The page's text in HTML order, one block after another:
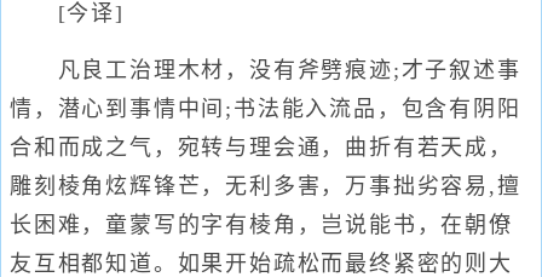
[今译]
凡良工治理木材，没有斧劈痕迹;才子叙述事
情，潜心到事情中间;书法能入流品，包含有阴阳
合和而成之气，宛转与理会通，曲折有若天成，
雕刻棱角炫辉锋芒，无利多害，万事拙劣容易,擅
长困难，童蒙写的字有棱角，岂说能书，在朝僚
友互相都知道。如果开始疏松而最终紧密的则大